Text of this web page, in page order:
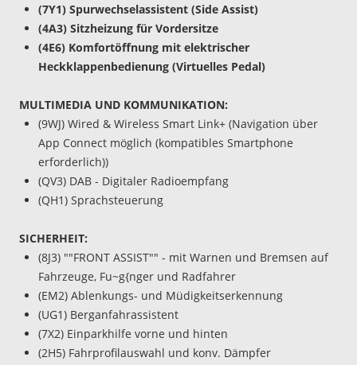
(7Y1) Spurwechselassistent (Side Assist)
(4A3) Sitzheizung für Vordersitze
(4E6) Komfortöffnung mit elektrischer
Heckklappenbedienung (Virtuelles Pedal)
MULTIMEDIA UND KOMMUNIKATION:
(9WJ) Wired & Wireless Smart Link+ (Navigation über
App Connect möglich (kompatibles Smartphone
erforderlich))
(QV3) DAB - Digitaler Radioempfang
(QH1) Sprachsteuerung
SICHERHEIT:
(8J3) ""FRONT ASSIST"" - mit Warnen und Bremsen auf
Fahrzeuge, Fu~g{nger und Radfahrer
(EM2) Ablenkungs- und Müdigkeitserkennung
(UG1) Berganfahrassistent
(7X2) Einparkhilfe vorne und hinten
(2H5) Fahrprofilauswahl und konv. Dämpfer